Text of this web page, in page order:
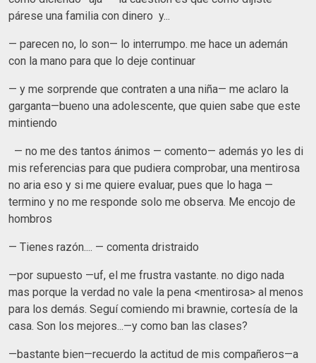
párese una familia con dinero y...
— parecen no, lo son— lo interrumpo. me hace un ademán
con la mano para que lo deje continuar
— y me sorprende que contraten a una niña— me aclaro la
garganta—bueno una adolescente, que quien sabe que este
mintiendo
— no me des tantos ánimos — comento— además yo les di
mis referencias para que pudiera comprobar, una mentirosa
no aria eso y si me quiere evaluar, pues que lo haga —
termino y no me responde solo me observa. Me encojo de
hombros
— Tienes razón.... — comenta dristraido
—por supuesto —uf, el me frustra vastante. no digo nada
mas porque la verdad no vale la pena <mentirosa> al menos
para los demás. Seguí comiendo mi brawnie, cortesía de la
casa. Son los mejores...—y como ban las clases?
—bastante bien—recuerdo la actitud de mis compañeros—a